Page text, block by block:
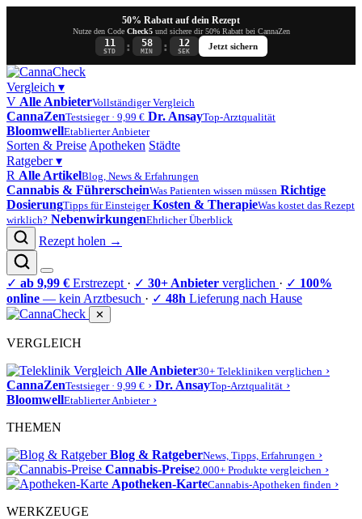
50% Rabatt auf dein Rezept
Nutze den Code Check5und sichere dir 50% Rabatt bei CannaZen
11
STD : 58
MIN : 12
SEK
Jetzt sichern
Vergleich ▾
V Alle AnbieterVollständiger Vergleich
CannaZenTestsieger · 9,99 € Dr. AnsayTop-Arztqualität
BloomwellEtablierter Anbieter
Sorten & Preise Apotheken Städte
Ratgeber▾
R Alle ArtikelBlog, News & Erfahrungen
Cannabis & FührerscheinWas Patienten wissen müssen Richtige
DosierungTipps für Einsteiger Kosten & TherapieWas kostet das Rezept
wirklich? NebenwirkungenEhrlicher Überblick
Rezept holen →
✓ ab 9,99 € Erstrezept · ✓ 30+ Anbieter verglichen · ✓ 100%
online — kein Arztbesuch · ✓ 48h Lieferung nach Hause
✕
VERGLEICH
Alle Anbieter30+ Telekliniken verglichen ›
CannaZenTestsieger · 9,99 € › Dr. AnsayTop-Arztqualität ›
BloomwellEtablierter Anbieter ›
THEMEN
Blog & RatgeberNews, Tipps, Erfahrungen ›
Cannabis-Preise2.000+ Produkte vergleichen ›
Apotheken-KarteCannabis-Apotheken finden ›
WERKZEUGE